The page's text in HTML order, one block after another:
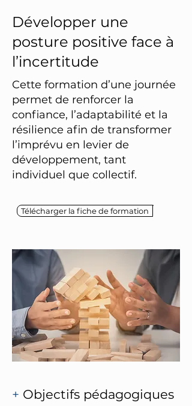
Développer une
posture positive face à
l’incertitude
Cette formation d’une journée
permet de renforcer la
confiance, l’adaptabilité et la
résilience afin de transformer
l’imprévu en levier de
développement, tant
individuel que collectif.
Télécharger la fiche de formation
+ Objectifs pédagogiques